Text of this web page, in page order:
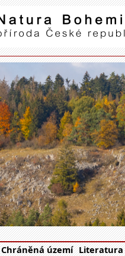
Chráněná území Literatura